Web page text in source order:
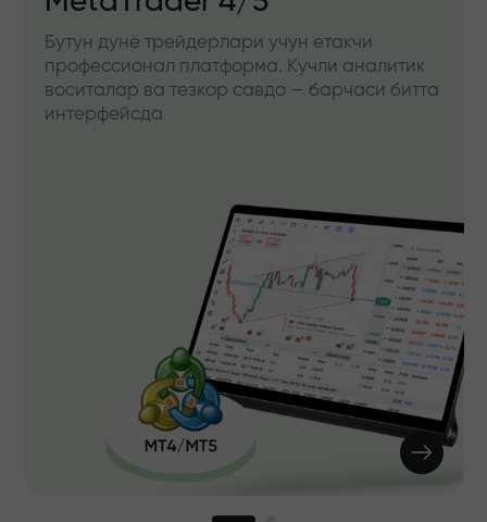
Бутун дунё трейдерлари учун етакчи
профессионал платформа. Кучли аналитик
воситалар ва тезкор савдо — барчаси битта
интерфейсда